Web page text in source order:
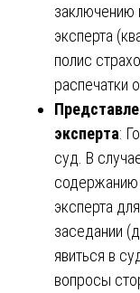
заключению
эксперта
полис
распечатки
эксперта:
суд. В
содержанию
эксперта
заседании
явиться в
вопросы